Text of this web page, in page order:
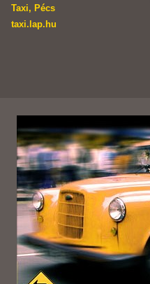
Taxi, Pécs
taxi.lap.hu